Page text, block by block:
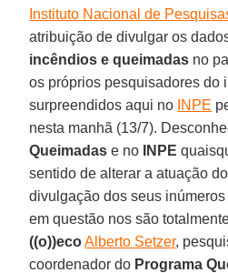
Instituto Nacional de
atribuição de divulgar os
incêndios e queimadas no
os próprios pesquisadores do
surpreendidos aqui no INPE
nesta manhã (13/7).
Queimadas e no INPE
sentido de alterar a atuação
divulgação dos seus
em questão nos são
((o))eco Alberto Setzer,
coordenador do Programa